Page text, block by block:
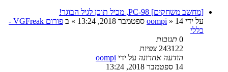
[מחשב משחקים] PC-98, מכיל תוכן לגיל הבוגר!
על ידי
oompi » 14 ספטמבר 2018, 13:24 » ב
פורום VGFreak -
כללי
0 תגובות
243122 צפיות
הודעה אחרונה על ידי oompi
14 ספטמבר 2018, 13:24